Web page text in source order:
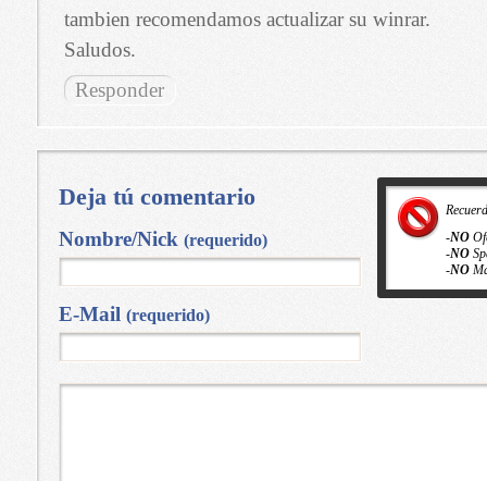
tambien recomendamos actualizar su winrar.
Saludos.
Responder
-NO
-NO
-NO
Deja tú comentario
Nombre/Nick (requerido)
E-Mail (requerido)